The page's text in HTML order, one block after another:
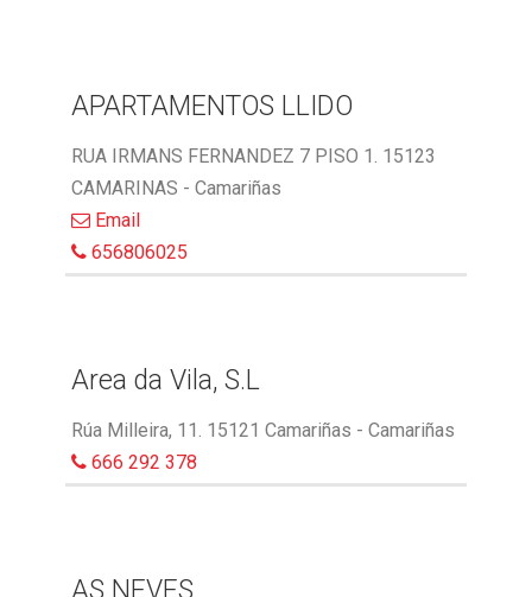
APARTAMENTOS LLIDO
RUA IRMANS FERNANDEZ 7 PISO 1. 15123
CAMARINAS - Camariñas
Email
656806025
Area da Vila, S.L
Rúa Milleira, 11. 15121 Camariñas - Camariñas
666 292 378